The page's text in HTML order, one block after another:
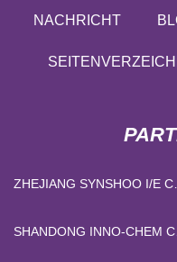
NACHRICHT
ZHEJIANG SYNSHOO I/E CO.,
SHANDONG INNO-CHEM CO.,